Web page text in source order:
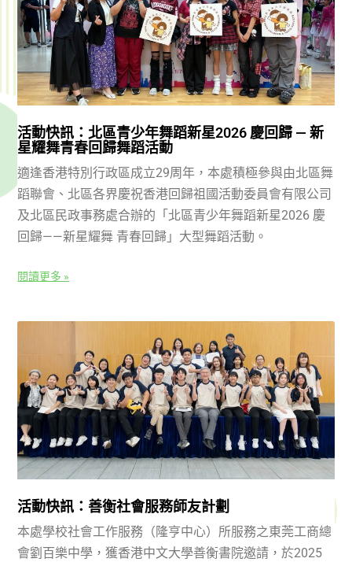
活動快訊：北區青少年舞蹈新星2026 慶回歸 — 新
星耀舞青春回歸舞蹈活動
適逢香港特別行政區成立29周年，本處積極參與由北區舞
蹈聯會、北區各界慶祝香港回歸祖國活動委員會有限公司
及北區民政事務處合辦的「北區青少年舞蹈新星2026 慶
回歸——新星耀舞 青春回歸」大型舞蹈活動。
閱讀更多 »
活動快訊：善衡社會服務師友計劃
本處學校社會工作服務（隆亨中心）所服務之東莞工商總
會劉百樂中學，獲香港中文大學善衡書院邀請，於2025